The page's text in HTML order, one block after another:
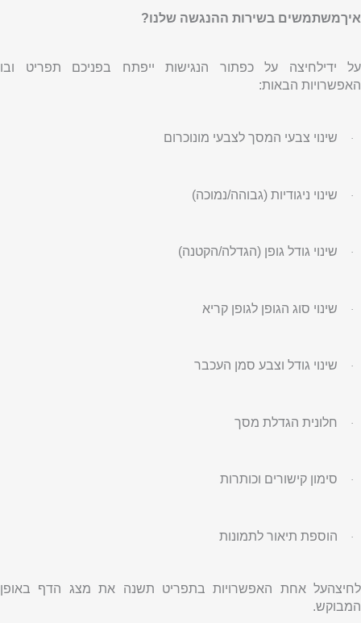
איךמשתמשים בשירות ההנגשה שלנו?
על ידילחיצה על כפתור הנגישות ייפתח בפניכם תפריט ובו
האפשרויות הבאות:
· שינוי צבעי המסך לצבעי מונוכרום
· שינוי ניגודיות (גבוהה/נמוכה)
· שינוי גודל גופן (הגדלה/הקטנה)
· שינוי סוג הגופן לגופן קריא
· שינוי גודל וצבע סמן העכבר
· חלונית הגדלת מסך
· סימון קישורים וכותרות
· הוספת תיאור לתמונות
לחיצהעל אחת האפשרויות בתפריט תשנה את מצג הדף באופן
המבוקש.